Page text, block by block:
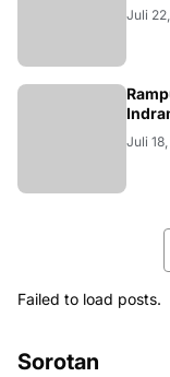
Juli
Juli
Failed to load posts.
Sorotan